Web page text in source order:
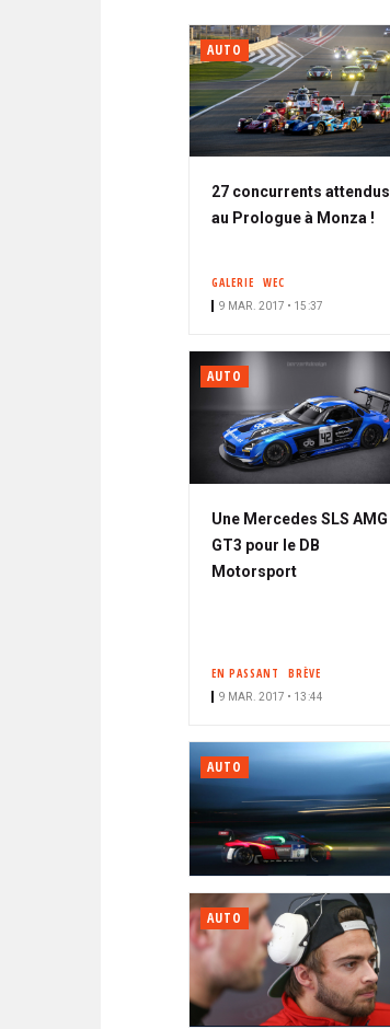
AUTO
27 concurrents attendus
au Prologue à Monza !
GALERIE WEC
9 MAR. 2017 • 15:37
AUTO
Une Mercedes SLS AMG
GT3 pour le DB
Motorsport
EN PASSANT BRÈVE
9 MAR. 2017 • 13:44
AUTO
AUTO